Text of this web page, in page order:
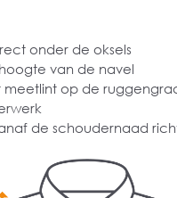
onder de oksels
van de navel
meetlint op de
de schoudernaad